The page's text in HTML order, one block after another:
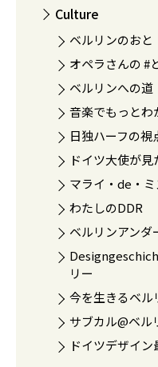
Culture
ベルリンのおと
オペラさんの #
ベルリンへの道
音楽でもっとわ
日独ハーフの視
ドイツ大使が見
マライ・de・ミ
わたしのDDR
ベルリンアンダ
リー
今を生きるベル
サブカル@ベル
ドイツデザイ